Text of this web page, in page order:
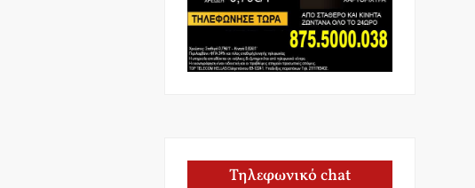
Τηλεφωνικό chat